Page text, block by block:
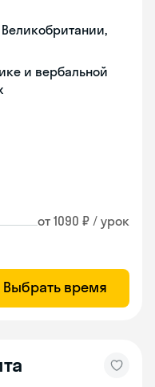
и вербальной
от 1090 ₽ / урок
Выбрать время